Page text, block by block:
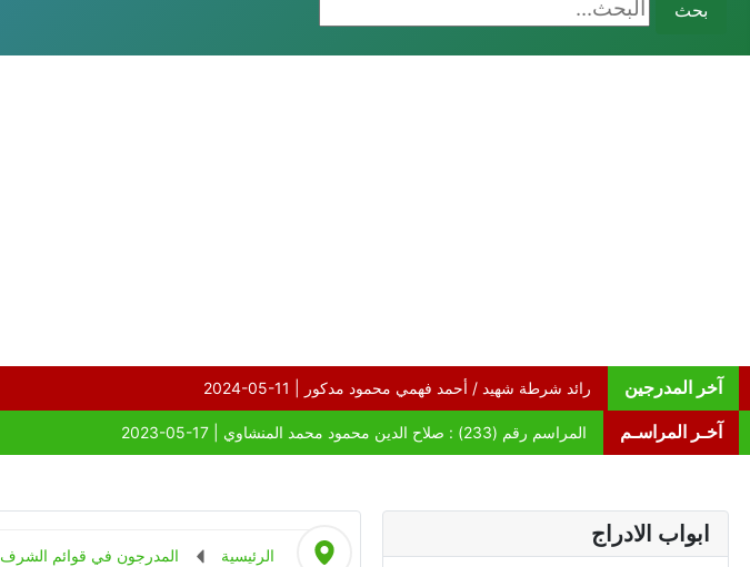
بحث
آخر المدرجين
آخـر المراسـم
ابواب الادراج
الرئيسية المدرجون في قوائم الشرف